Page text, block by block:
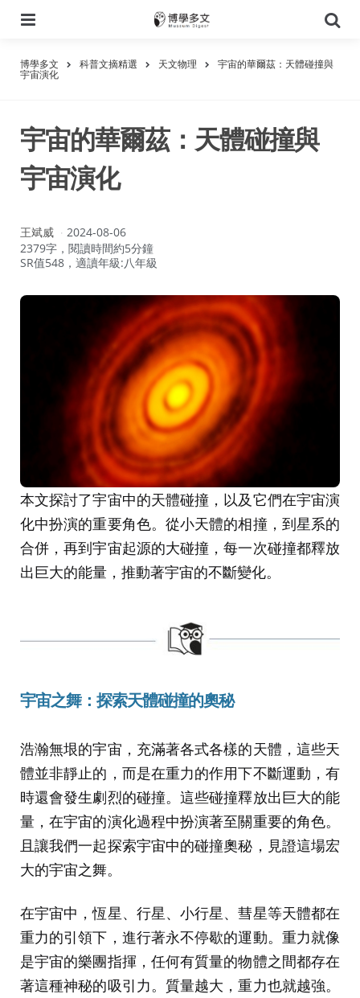
尋
博學多文 科普文摘精選 天文物理 宇宙的華爾茲：天體碰撞與
宇宙演化
宇宙的華爾茲：天體碰撞與
宇宙演化
作
者：
王斌威
2024-08-06
2379字，閱讀時間約5分鐘
SR值548，適讀年級:八年級
本文探討了宇宙中的天體碰撞，以及它們在宇宙演
化中扮演的重要角色。從小天體的相撞，到星系的
合併，再到宇宙起源的大碰撞，每一次碰撞都釋放
出巨大的能量，推動著宇宙的不斷變化。
宇宙之舞：探索天體碰撞的奧秘
浩瀚無垠的宇宙，充滿著各式各樣的天體，這些天
體並非靜止的，而是在重力的作用下不斷運動，有
時還會發生劇烈的碰撞。這些碰撞釋放出巨大的能
量，在宇宙的演化過程中扮演著至關重要的角色。
且讓我們一起探索宇宙中的碰撞奧秘，見證這場宏
大的宇宙之舞。
在宇宙中，恆星、行星、小行星、彗星等天體都在
重力的引領下，進行著永不停歇的運動。重力就像
是宇宙的樂團指揮，任何有質量的物體之間都存在
著這種神秘的吸引力。質量越大，重力也就越強。